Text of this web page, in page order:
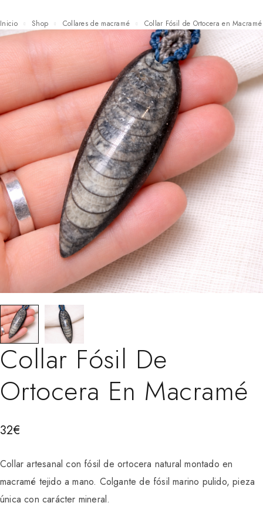
Inicio Shop Collares de macramé Collar Fósil de Ortocera en Macramé
Collar Fósil De
Ortocera En Macramé
32€
Collar artesanal con fósil de ortocera natural montado en
macramé tejido a mano. Colgante de fósil marino pulido, pieza
única con carácter mineral.